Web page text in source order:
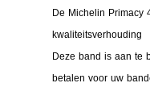
De Michelin Primacy
kwaliteitsverhouding
Deze band is aan te
betalen voor uw